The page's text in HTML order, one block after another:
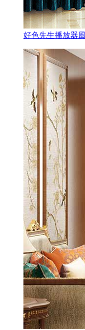
好色先生播放器